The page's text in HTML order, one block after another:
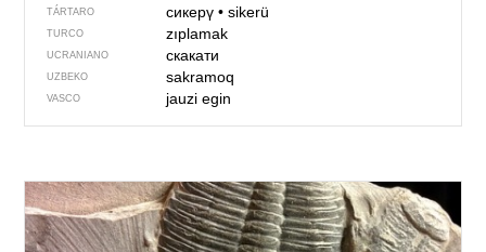
TÁRTARO сикерү• sikerü
TURCO zıplamak
UCRANIANO скакати
UZBEKO sakramoq
VASCO jauzi egin